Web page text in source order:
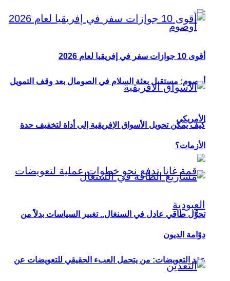
أوصوم: مستقبل بعثة السلام في الصومال بعد وقف التمويل
الأمريكي
عقد التعويضات: من يتحمل العبء الحقيقي للتعويضات عن
أقوى 10 جوازات سفر في إفريقيا لعام 2026
كيف يمكن تحويل الأسواق الإفريقية إلى أداة لتخفيف حدة
الأزمات؟
تحوُّل طاقي عادل في السنغال.. تغيير السياسات بدلاً من
دوّامة الديون